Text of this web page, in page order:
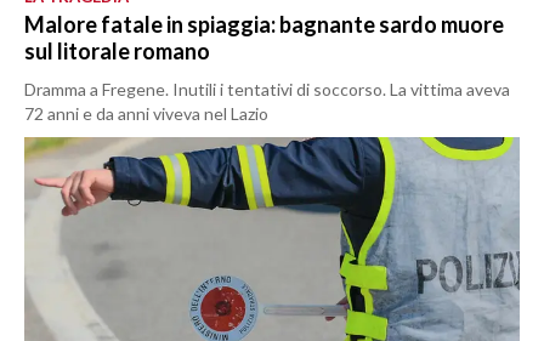
Malore fatale in spiaggia: bagnante sardo muore
sul litorale romano
Dramma a Fregene. Inutili i tentativi di soccorso. La vittima aveva
72 anni e da anni viveva nel Lazio